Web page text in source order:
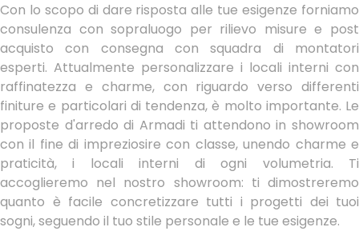
Con lo scopo di dare risposta alle tue esigenze forniamo
consulenza con sopraluogo per rilievo misure e post
acquisto con consegna con squadra di montatori
esperti. Attualmente personalizzare i locali interni con
raffinatezza e charme, con riguardo verso differenti
finiture e particolari di tendenza, è molto importante. Le
proposte d'arredo di Armadi ti attendono in showroom
con il fine di impreziosire con classe, unendo charme e
praticità, i locali interni di ogni volumetria. Ti
accoglieremo nel nostro showroom: ti dimostreremo
quanto è facile concretizzare tutti i progetti dei tuoi
sogni, seguendo il tuo stile personale e le tue esigenze.